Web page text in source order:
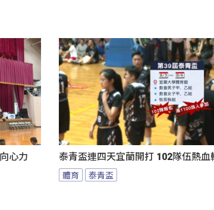
心力 泰青盃連四天宜蘭開打 102隊伍熱血
體育 泰青盃